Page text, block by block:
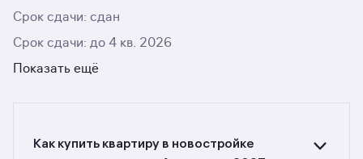
Срок сдачи: сдан
Срок сдачи: до 4 кв. 2026
Показать ещё
Как купить квартиру в новостройке